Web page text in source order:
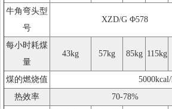
牛角弯头型
号
XZD/G Φ578
每小时耗煤
量
43kg 57kg 85kg 115kg
煤的燃烧值
热效率
70-78%